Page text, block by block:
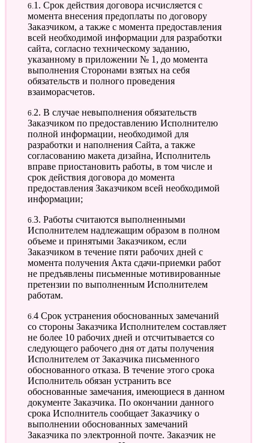
6.1. Срок действия договора исчисляется с
момента внесения предоплаты по договору
Заказчиком, а также с момента предоставления
всей необходимой информации для разработки
сайта, согласно техническому заданию,
указанному в приложении № 1, до момента
выполнения Сторонами взятых на себя
обязательств и полного проведения
взаиморасчетов.
6.2. В случае невыполнения обязательств
Заказчиком по предоставлению Исполнителю
полной информации, необходимой для
разработки и наполнения Сайта, а также
согласованию макета дизайна, Исполнитель
вправе приостановить работы, в том числе и
срок действия договора до момента
предоставления Заказчиком всей необходимой
информации;
6.3. Работы считаются выполненными
Исполнителем надлежащим образом в полном
объеме и принятыми Заказчиком, если
Заказчиком в течение пяти рабочих дней с
момента получения Акта сдачи-приемки работ
не предъявлены письменные мотивированные
претензии по выполненным Исполнителем
работам.
6.4 Срок устранения обоснованных замечаний
со стороны Заказчика Исполнителем составляет
не более 10 рабочих дней и отсчитывается со
следующего рабочего дня от даты получения
Исполнителем от Заказчика письменного
обоснованного отказа. В течение этого срока
Исполнитель обязан устранить все
обоснованные замечания, имеющиеся в данном
документе Заказчика. По окончании данного
срока Исполнитель сообщает Заказчику о
выполнении обоснованных замечаний
Заказчика по электронной почте. Заказчик не